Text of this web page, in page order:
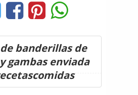
banderillas de
gambas enviada